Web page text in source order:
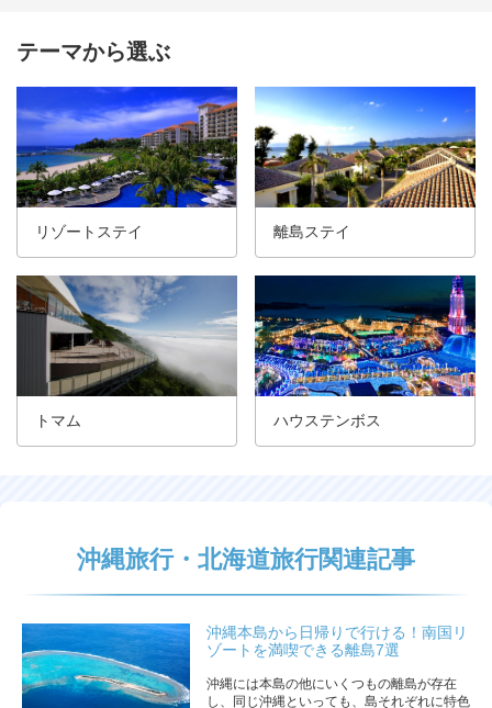
テーマから選ぶ
リゾートステイ 離島ステイ
トマム ハウステンボス
沖縄旅行・北海道旅行関連記事
沖縄本島から日帰りで行ける！南国リ
ゾートを満喫できる離島7選
沖縄には本島の他にいくつもの離島が存在
し、同じ沖縄といっても、島それぞれに特色